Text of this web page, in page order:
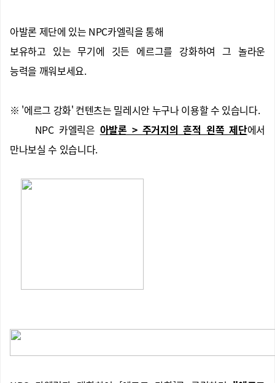
아발론 제단에 있는 NPC카엘릭을 통해
보유하고 있는 무기에 깃든 에르그를 강화하여 그 놀라운
능력을 깨워보세요.
※ '에르그 강화' 컨텐츠는 밀레시안 누구나 이용할 수 있습니다.
NPC 카엘릭은 아발론 > 주거지의 흔적 왼쪽 제단에서
만나보실 수 있습니다.